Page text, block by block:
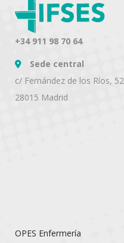
+34 911 98 70 64
Sede central
c/ Fernández de los Ríos, 52
28015 Madrid
OPES Enfermería